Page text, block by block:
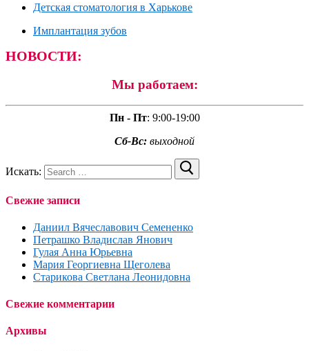
Детская стоматология в Харькове
Имплантация зубов
НОВОСТИ:
Мы работаем:
Пн - Пт: 9:00-19:00
Сб-Вс: выходной
Искать:
Свежие записи
Даниил Вячеславович Семененко
Петрашко Владислав Янович
Гулая Анна Юрьевна
Мария Георгиевна Щеголева
Старикова Светлана Леонидовна
Свежие комментарии
Архивы